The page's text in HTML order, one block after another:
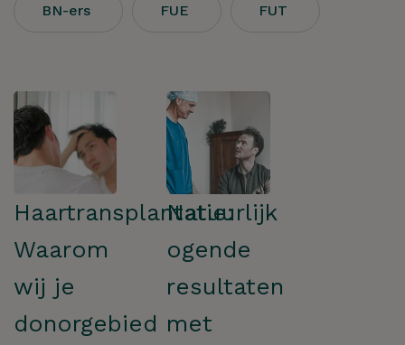
BN-ers FUE FUT
Haartransplantatie:
Waarom
wij je
donorgebied
Natuurlijk
ogende
resultaten
met